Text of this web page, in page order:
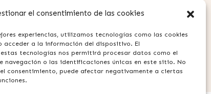
el consentimiento de las cookies
experiencias, utilizamos tecnologías como las cookies
acceder a la información del dispositivo. El
tecnologías nos permitirá procesar datos como el
navegación o las identificaciones únicas en este sitio. No
consentimiento, puede afectar negativamente a ciertas